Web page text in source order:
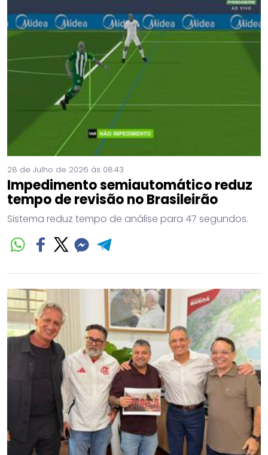
28 de Julho de 2026 às 08:43
Impedimento semiautomático reduz
tempo de revisão no Brasileirão
Sistema reduz tempo de análise para 47 segundos.